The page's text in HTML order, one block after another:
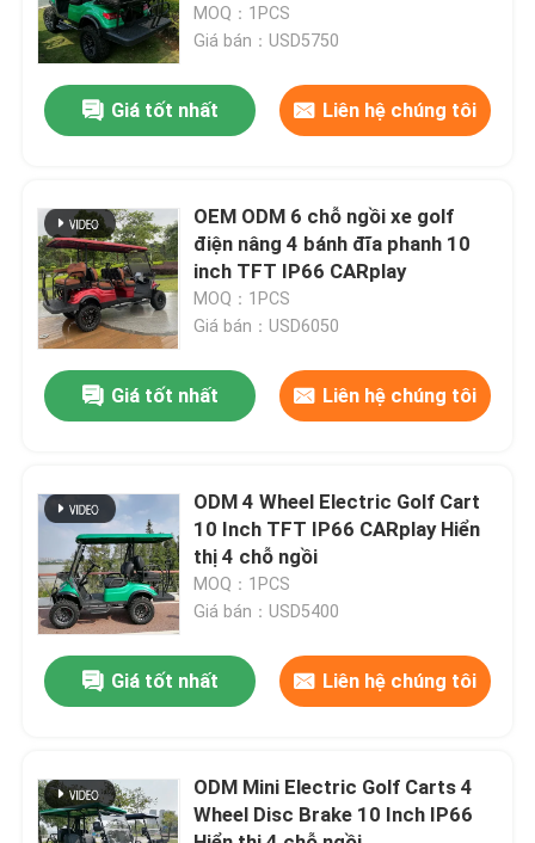
Các sản phẩm
Về chúng tôi
Tham quan nhà máy
Liên hệ chúng tôi
Tin tức
Gương bên xe gôn
Bảng điều khiển xe gôn
IP66 hiển thị 4 chỗ ngồi xe golf
MOQ：1PCS
Giá bán：USD5750
Giá tốt nhất Liên hệ chúng tôi
OEM ODM 6 chỗ ngồi xe golf
điện nâng 4 bánh đĩa phanh 10
inch TFT IP66 CARplay
MOQ：1PCS
Giá bán：USD6050
Giá tốt nhất Liên hệ chúng tôi
ODM 4 Wheel Electric Golf Cart
10 Inch TFT IP66 CARplay Hiển
thị 4 chỗ ngồi
MOQ：1PCS
Giá bán：USD5400
Giá tốt nhất Liên hệ chúng tôi
ODM Mini Electric Golf Carts 4
Wheel Disc Brake 10 Inch IP66